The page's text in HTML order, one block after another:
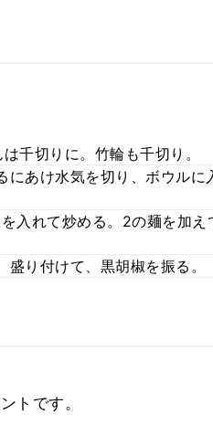
千切りに。竹輪も千切り。
にあけ水気を切り、ボウルに
入れて炒める。2の麺を加え
り付けて、黒胡椒を振る。
トです。